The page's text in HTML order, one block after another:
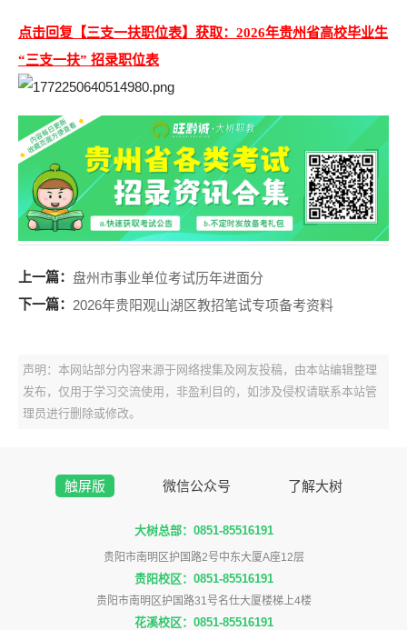
点击回复【三支一扶职位表】获取：2026年贵州省高校毕业生
“三支一扶” 招录职位表
上一篇： 盘州市事业单位考试历年进面分
下一篇： 2026年贵阳观山湖区教招笔试专项备考资料
声明：本网站部分内容来源于网络搜集及网友投稿，由本站编辑整理
发布，仅用于学习交流使用，非盈利目的，如涉及侵权请联系本站管
理员进行删除或修改。
触屏版 微信公众号 了解大树
大树总部：0851-85516191
贵阳市南明区护国路2号中东大厦A座12层
贵阳校区：0851-85516191
贵阳市南明区护国路31号名仕大厦楼梯上4楼
花溪校区：0851-85516191